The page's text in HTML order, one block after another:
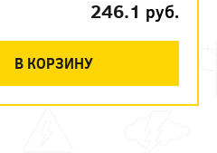
246.1 руб.
В КОРЗИНУ